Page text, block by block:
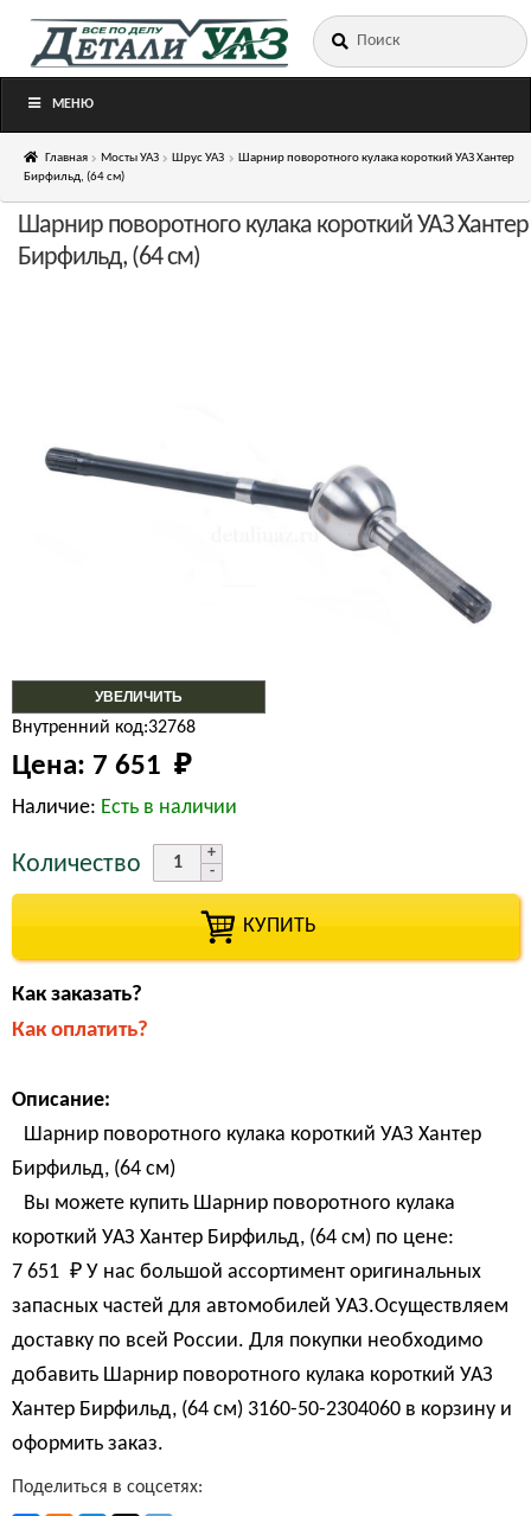
Перейти
Перейти
Искать:
МЕНЮ
Главная Мосты УАЗ Шрус УАЗ
Шарнир поворотного кулака короткий УАЗ Хантер
Бирфильд, (64 см)
УВЕЛИЧИТЬ
Шарнир поворотного кулака короткий УАЗ Хантер
Бирфильд, (64 см)
Внутренний код:32768
Цена: 7 651 ₽
Наличие: Есть в наличии
Количество
КУПИТЬ
Как заказать?
Как оплатить?
Описание:
Шарнир поворотного кулака короткий УАЗ Хантер
Бирфильд, (64 см)
Вы можете купить Шарнир поворотного кулака
короткий УАЗ Хантер Бирфильд, (64 см) по цене:
7 651 ₽ У нас большой ассортимент оригинальных
запасных частей для автомобилей УАЗ.Осуществляем
доставку по всей России. Для покупки необходимо
добавить Шарнир поворотного кулака короткий УАЗ
Хантер Бирфильд, (64 см) 3160-50-2304060 в корзину и
оформить заказ.
Поделиться в соцсетях: